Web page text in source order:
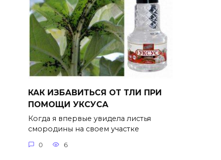
КАК ИЗБАВИТЬСЯ ОТ ТЛИ ПРИ
ПОМОЩИ УКСУСА
Когда я впервые увидела листья
смородины на своем участке
0 6